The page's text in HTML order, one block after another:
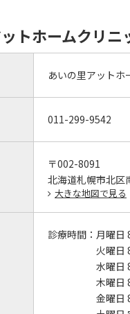
トホームクリニ
あいの里アットホ
011-299-9542
〒002-8091
北海道札幌市北区
大きな地図で見る
診療時間： 月曜日
火曜日
水曜日
木曜日
金曜日